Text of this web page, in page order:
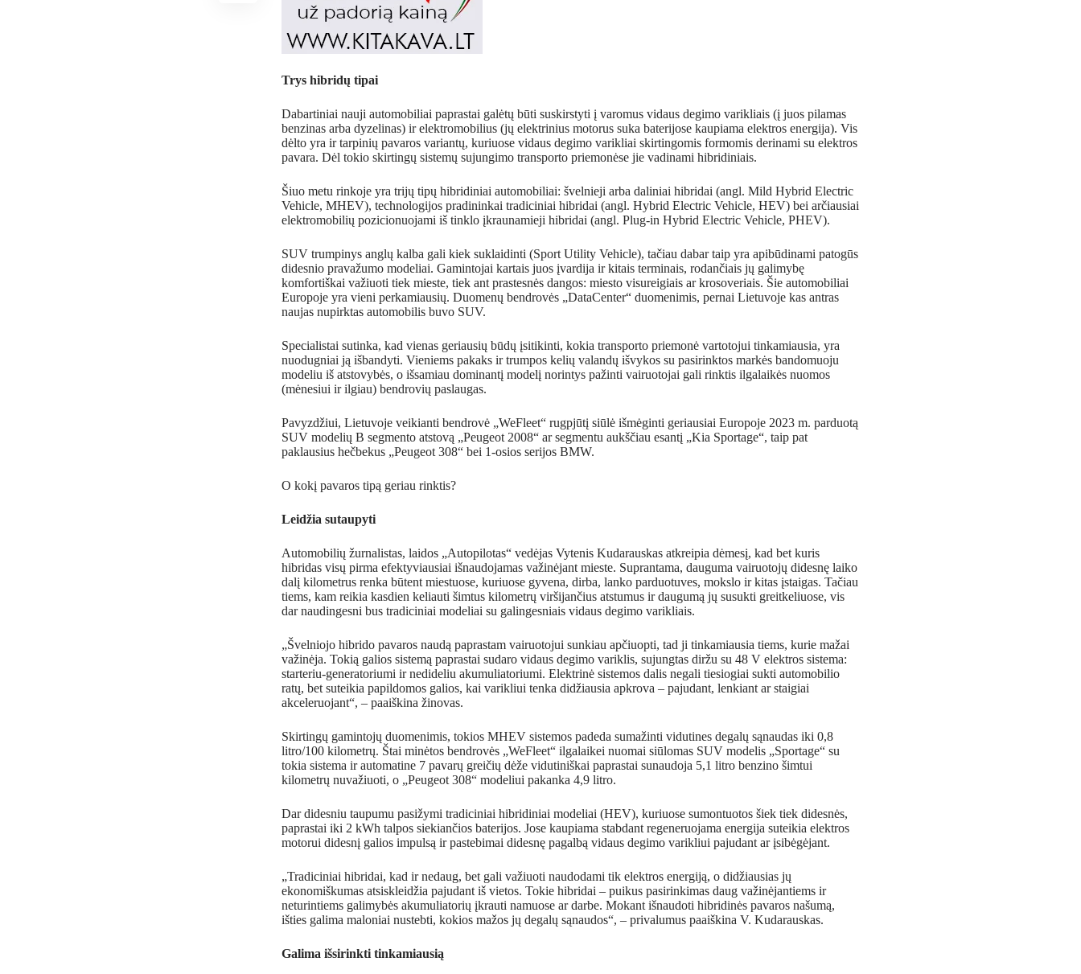
Trys hibridų tipai
Dabartiniai nauji automobiliai paprastai galėtų būti suskirstyti į varomus vidaus degimo varikliais (į juos pilamas
benzinas arba dyzelinas) ir elektromobilius (jų elektrinius motorus suka baterijose kaupiama elektros energija). Vis
dėlto yra ir tarpinių pavaros variantų, kuriuose vidaus degimo varikliai skirtingomis formomis derinami su elektros
pavara. Dėl tokio skirtingų sistemų sujungimo transporto priemonėse jie vadinami hibridiniais.
Šiuo metu rinkoje yra trijų tipų hibridiniai automobiliai: švelnieji arba daliniai hibridai (angl. Mild Hybrid Electric
Vehicle, MHEV), technologijos pradininkai tradiciniai hibridai (angl. Hybrid Electric Vehicle, HEV) bei arčiausiai
elektromobilių pozicionuojami iš tinklo įkraunamieji hibridai (angl. Plug-in Hybrid Electric Vehicle, PHEV).
SUV trumpinys anglų kalba gali kiek suklaidinti (Sport Utility Vehicle), tačiau dabar taip yra apibūdinami patogūs
didesnio pravažumo modeliai. Gamintojai kartais juos įvardija ir kitais terminais, rodančiais jų galimybę
komfortiškai važiuoti tiek mieste, tiek ant prastesnės dangos: miesto visureigiais ar krosoveriais. Šie automobiliai
Europoje yra vieni perkamiausių. Duomenų bendrovės „DataCenter“ duomenimis, pernai Lietuvoje kas antras
naujas nupirktas automobilis buvo SUV.
Specialistai sutinka, kad vienas geriausių būdų įsitikinti, kokia transporto priemonė vartotojui tinkamiausia, yra
nuodugniai ją išbandyti. Vieniems pakaks ir trumpos kelių valandų išvykos su pasirinktos markės bandomuoju
modeliu iš atstovybės, o išsamiau dominantį modelį norintys pažinti vairuotojai gali rinktis ilgalaikės nuomos
(mėnesiui ir ilgiau) bendrovių paslaugas.
Pavyzdžiui, Lietuvoje veikianti bendrovė „WeFleet“ rugpjūtį siūlė išmėginti geriausiai Europoje 2023 m. parduotą
SUV modelių B segmento atstovą „Peugeot 2008“ ar segmentu aukščiau esantį „Kia Sportage“, taip pat
paklausius hečbekus „Peugeot 308“ bei 1-osios serijos BMW.
O kokį pavaros tipą geriau rinktis?
Leidžia sutaupyti
Automobilių žurnalistas, laidos „Autopilotas“ vedėjas Vytenis Kudarauskas atkreipia dėmesį, kad bet kuris
hibridas visų pirma efektyviausiai išnaudojamas važinėjant mieste. Suprantama, dauguma vairuotojų didesnę laiko
dalį kilometrus renka būtent miestuose, kuriuose gyvena, dirba, lanko parduotuves, mokslo ir kitas įstaigas. Tačiau
tiems, kam reikia kasdien keliauti šimtus kilometrų viršijančius atstumus ir daugumą jų susukti greitkeliuose, vis
dar naudingesni bus tradiciniai modeliai su galingesniais vidaus degimo varikliais.
„Švelniojo hibrido pavaros naudą paprastam vairuotojui sunkiau apčiuopti, tad ji tinkamiausia tiems, kurie mažai
važinėja. Tokią galios sistemą paprastai sudaro vidaus degimo variklis, sujungtas diržu su 48 V elektros sistema:
starteriu-generatoriumi ir nedideliu akumuliatoriumi. Elektrinė sistemos dalis negali tiesiogiai sukti automobilio
ratų, bet suteikia papildomos galios, kai varikliui tenka didžiausia apkrova – pajudant, lenkiant ar staigiai
akceleruojant“, – paaiškina žinovas.
Skirtingų gamintojų duomenimis, tokios MHEV sistemos padeda sumažinti vidutines degalų sąnaudas iki 0,8
litro/100 kilometrų. Štai minėtos bendrovės „WeFleet“ ilgalaikei nuomai siūlomas SUV modelis „Sportage“ su
tokia sistema ir automatine 7 pavarų greičių dėže vidutiniškai paprastai sunaudoja 5,1 litro benzino šimtui
kilometrų nuvažiuoti, o „Peugeot 308“ modeliui pakanka 4,9 litro.
Dar didesniu taupumu pasižymi tradiciniai hibridiniai modeliai (HEV), kuriuose sumontuotos šiek tiek didesnės,
paprastai iki 2 kWh talpos siekiančios baterijos. Jose kaupiama stabdant regeneruojama energija suteikia elektros
motorui didesnį galios impulsą ir pastebimai didesnę pagalbą vidaus degimo varikliui pajudant ar įsibėgėjant.
„Tradiciniai hibridai, kad ir nedaug, bet gali važiuoti naudodami tik elektros energiją, o didžiausias jų
ekonomiškumas atsiskleidžia pajudant iš vietos. Tokie hibridai – puikus pasirinkimas daug važinėjantiems ir
neturintiems galimybės akumuliatorių įkrauti namuose ar darbe. Mokant išnaudoti hibridinės pavaros našumą,
išties galima maloniai nustebti, kokios mažos jų degalų sąnaudos“, – privalumus paaiškina V. Kudarauskas.
Galima išsirinkti tinkamiausią